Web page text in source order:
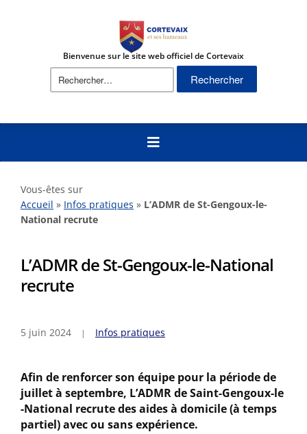
Bienvenue sur le site web officiel de Cortevaix
Rechercher :
Vous-êtes sur
Accueil » Infos pratiques » L’ADMR de St-Gengoux-le-
National recrute
L’ADMR de St-Gengoux-le-National
recrute
5 juin 2024 Infos pratiques
Afin de renforcer son équipe pour la période de
juillet à septembre, L’ADMR de Saint-Gengoux-le
-National recrute des aides à domicile (à temps
partiel) avec ou sans expérience.